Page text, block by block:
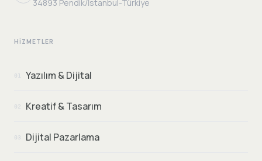
34893 Pendik/İstanbul-Türkiye
HIZMETLER
01 Yazılım & Dijital
02 Kreatif & Tasarım
03 Dijital Pazarlama